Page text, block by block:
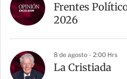
Frentes
2026
8 de agosto - 2:00 Hrs
La Cristiada